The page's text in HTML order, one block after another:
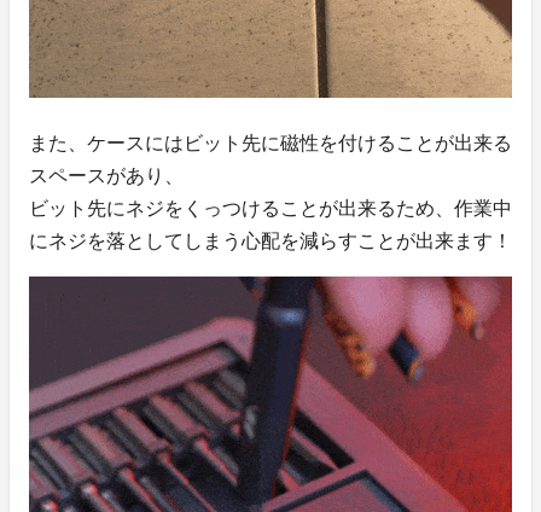
また、ケースにはビット先に磁性を付けることが出来る
スペースがあり、
ビット先にネジをくっつけることが出来るため、作業中
にネジを落としてしまう心配を減らすことが出来ます！